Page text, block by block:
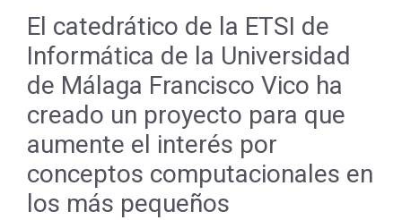
El catedrático de la ETSI de
Informática de la Universidad
de Málaga Francisco Vico ha
creado un proyecto para que
aumente el interés por
conceptos computacionales en
los más pequeños